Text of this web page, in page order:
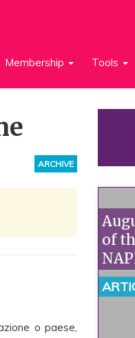
Membership Tools
ARCHIVE
o paese,
of